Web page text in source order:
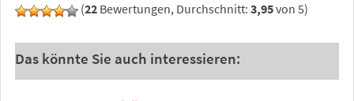
(22 Bewertungen, Durchschnitt: 3,95von 5)
Das könnte Sie auch interessieren: